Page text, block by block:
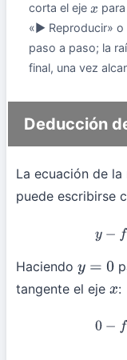
corta el eje x
«▶ Reproducir» o
paso a paso; la
final, una vez
Deducción
La ecuación de
puede escribirse
Haciendo y=0
tangente el eje x: